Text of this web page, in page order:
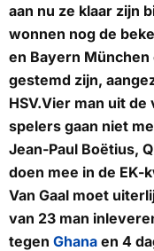
aan nu ze klaar zijn
wonnen nog de
en Bayern
gestemd zijn,
HSV.Vier man uit
spelers gaan niet
Jean-Paul Boëtius,
doen mee in de EK-
Van Gaal moet
van 23 man
tegen Ghana en 4